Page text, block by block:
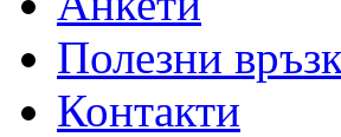
Полезни
Контакти